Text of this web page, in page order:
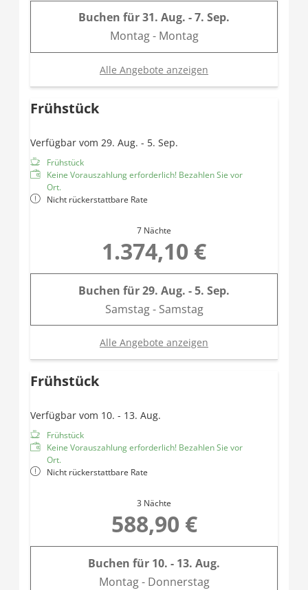
Buchen für31. Aug. - 7. Sep.
Montag - Montag
Alle Angebote anzeigen
Frühstück
Verfügbar vom 29. Aug. - 5. Sep.
Frühstück
Keine Vorauszahlung erforderlich! Bezahlen Sie vor
Ort.
Nicht rückerstattbare Rate
7 Nächte
1.374,10 €
Buchen für29. Aug. - 5. Sep.
Samstag - Samstag
Alle Angebote anzeigen
Frühstück
Verfügbar vom 10. - 13. Aug.
Frühstück
Keine Vorauszahlung erforderlich! Bezahlen Sie vor
Ort.
Nicht rückerstattbare Rate
3 Nächte
588,90 €
Buchen für 10. - 13. Aug.
Montag - Donnerstag